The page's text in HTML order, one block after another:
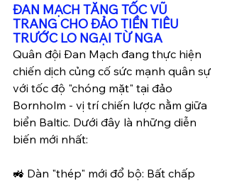
ĐAN MẠCH TĂNG TỐC VŨ
TRANG CHO ĐẢO TIỀN TIÊU
TRƯỚC LO NGẠI TỪ NGA
Quân đội Đan Mạch đang thực hiện
chiến dịch củng cố sức mạnh quân sự
với tốc độ "chóng mặt" tại đảo
Bornholm - vị trí chiến lược nằm giữa
biển Baltic. Dưới đây là những diễn
biến mới nhất:
🚜 Dàn "thép" mới đổ bộ: Bất chấp